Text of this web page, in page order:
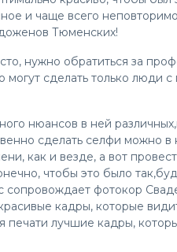
и чаще всего
Тюменских!
нужно обратиться за
могут сделать только люди
нюансов в ней
сделать селфи можно
, как и везде, а вот
чтобы это было
сопровождает фотокор
кадры, которые
печати лучшие кадры,